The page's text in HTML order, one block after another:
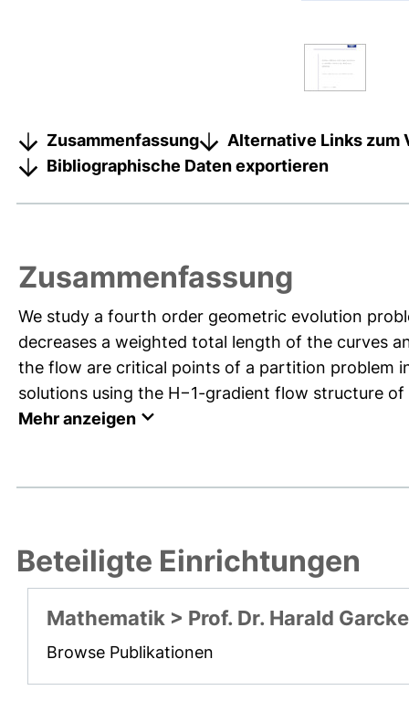
Zusammenfassung
Alternative Links zum
Bibliographische Daten exportieren
Zusammenfassung
We study a fourth order geometric evolution
decreases a weighted total length of the curves
the flow are critical points of a partition problem
solutions using the H−1-gradient flow structure of
Mehr anzeigen
Beteiligte Einrichtungen
Mathematik > Prof. Dr. Harald Garcke
Browse Publikationen